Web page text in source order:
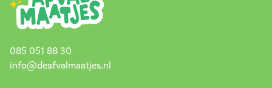
085 051 88 30
info@deafvalmaatjes.nl